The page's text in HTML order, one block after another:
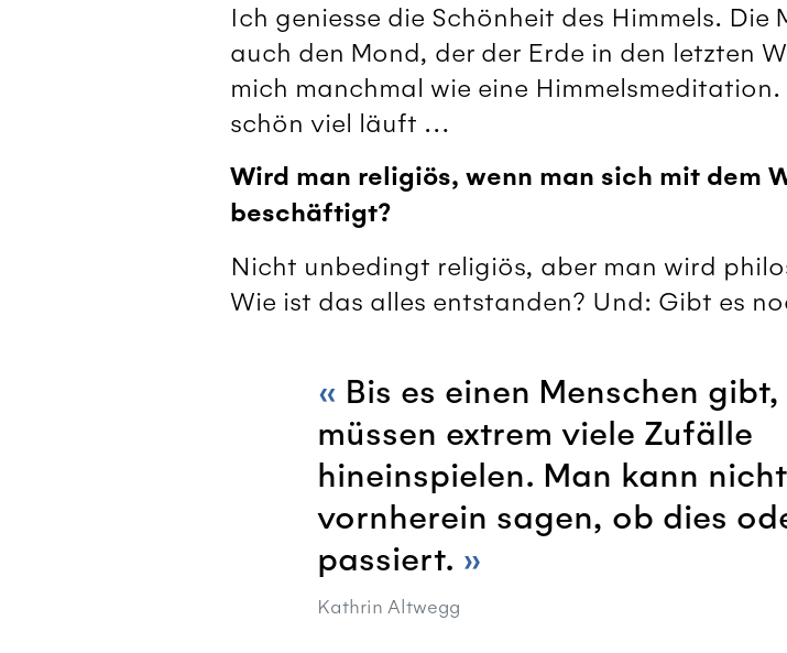
Ich geniesse die Schönheit des Himmels.
auch den Mond, der der Erde in den letzten
mich manchmal wie eine
schön viel läuft …
Wird man religiös, wenn man sich mit dem
beschäftigt?
Nicht unbedingt religiös, aber man wird
Wie ist das alles entstanden? Und: Gibt es
Bis es einen Menschen gibt,
müssen extrem viele Zufälle
hineinspielen. Man kann
vornherein sagen, ob dies
passiert.
Kathrin Altwegg